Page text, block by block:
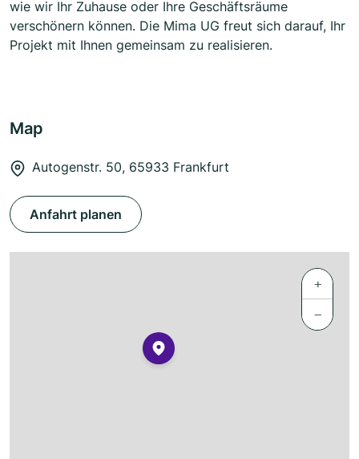
wie wir Ihr Zuhause oder Ihre Geschäftsräume
verschönern können. Die Mima UG freut sich darauf, Ihr
Projekt mit Ihnen gemeinsam zu realisieren.
Map
Autogenstr. 50, 65933 Frankfurt
Anfahrt planen
+
−